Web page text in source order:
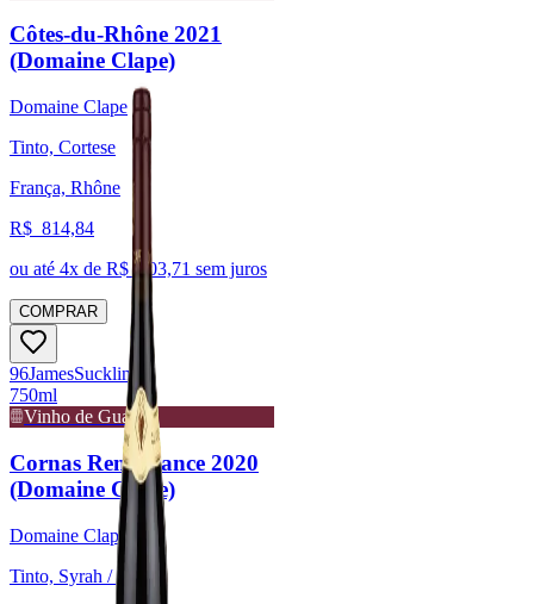
Côtes-du-Rhône 2021
(Domaine Clape)
Domaine Clape
Tinto, Cortese
França, Rhône
R$ 814,84
ou até 4x de R$ 203,71 sem juros
COMPRAR
96JamesSuckling
750ml
Vinho de Guarda
Cornas Renaissance 2020
(Domaine Clape)
Domaine Clape
Tinto, Syrah / Shiraz